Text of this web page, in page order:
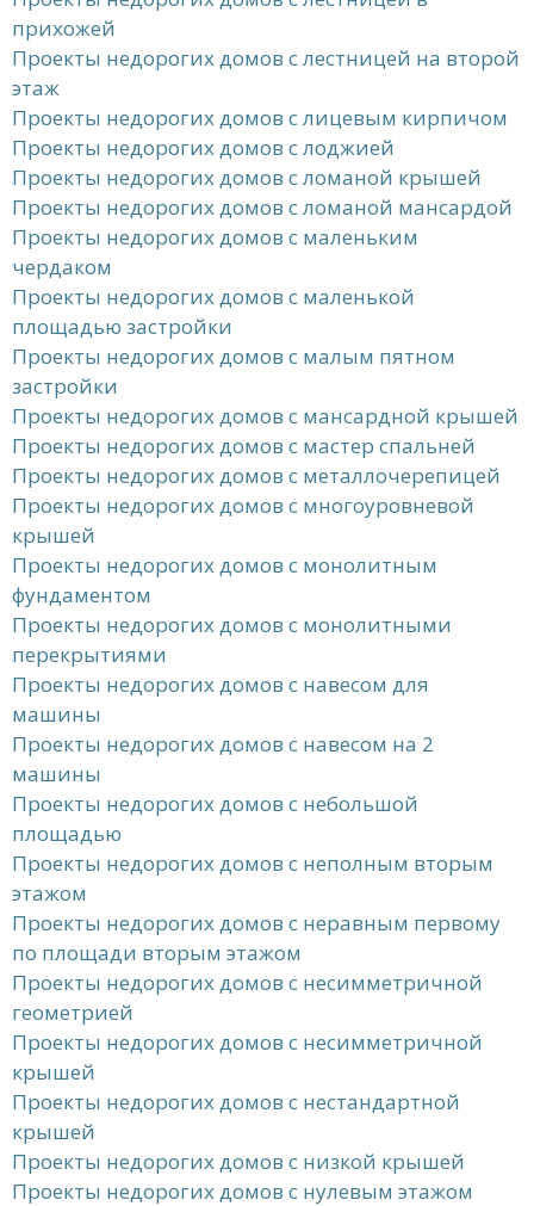
прихожей
Проекты недорогих домов с лестницей на второй
этаж
Проекты недорогих домов с лицевым кирпичом
Проекты недорогих домов с лоджией
Проекты недорогих домов с ломаной крышей
Проекты недорогих домов с ломаной мансардой
Проекты недорогих домов с маленьким
чердаком
Проекты недорогих домов с маленькой
площадью застройки
Проекты недорогих домов с малым пятном
застройки
Проекты недорогих домов с мансардной крышей
Проекты недорогих домов с мастер спальней
Проекты недорогих домов с металлочерепицей
Проекты недорогих домов с многоуровневой
крышей
Проекты недорогих домов с монолитным
фундаментом
Проекты недорогих домов с монолитными
перекрытиями
Проекты недорогих домов с навесом для
машины
Проекты недорогих домов с навесом на 2
машины
Проекты недорогих домов с небольшой
площадью
Проекты недорогих домов с неполным вторым
этажом
Проекты недорогих домов с неравным первому
по площади вторым этажом
Проекты недорогих домов с несимметричной
геометрией
Проекты недорогих домов с несимметричной
крышей
Проекты недорогих домов с нестандартной
крышей
Проекты недорогих домов с низкой крышей
Проекты недорогих домов с нулевым этажом